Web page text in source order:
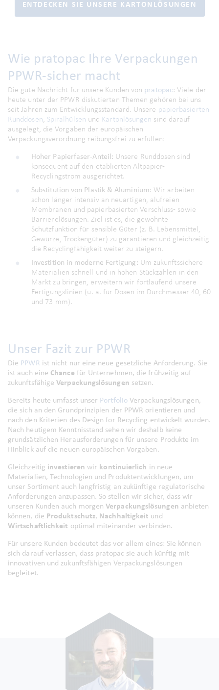
ENTDECKEN SIE UNSERE KARTONLÖSUNGEN
Wie pratopac Ihre Verpackungen
PPWR-sicher macht
Die gute Nachricht für unsere Kunden von pratopac: Viele der
heute unter der PPWR diskutierten Themen gehören bei uns
seit Jahren zum Entwicklungsstandard. Unsere papierbasierten
Runddosen, Spiralhülsen und Kartonlösungen sind darauf
ausgelegt, die Vorgaben der europäischen
Verpackungsverordnung reibungsfrei zu erfüllen:
Hoher Papierfaser-Anteil: Unsere Runddosen sind
konsequent auf den etablierten Altpapier-
Recyclingstrom ausgerichtet.
Substitution von Plastik & Aluminium: Wir arbeiten
schon länger intensiv an neuartigen, alufreien
Membranen und papierbasierten Verschluss- sowie
Barrierelösungen. Ziel ist es, die gewohnte
Schutzfunktion für sensible Güter (z. B. Lebensmittel,
Gewürze, Trockengüter) zu garantieren und gleichzeitig
die Recyclingfähigkeit weiter zu steigern.
Investition in moderne Fertigung: Um zukunftssichere
Materialien schnell und in hohen Stückzahlen in den
Markt zu bringen, erweitern wir fortlaufend unsere
Fertigungslinien (u. a. für Dosen im Durchmesser 40, 60
und 73 mm).
Unser Fazit zur PPWR
Die PPWR ist nicht nur eine neue gesetzliche Anforderung. Sie
ist auch eine Chance für Unternehmen, die frühzeitig auf
zukunftsfähigeVerpackungslösungen setzen.
Bereits heute umfasst unser PortfolioVerpackungslösungen,
die sich an den Grundprinzipien der PPWR orientieren und
nach den Kriterien des Design for Recycling entwickelt wurden.
Nach heutigem Kenntnisstand sehen wir deshalb keine
grundsätzlichen Herausforderungen für unsere Produkte im
Hinblick auf die neuen europäischen Vorgaben.
Gleichzeitig investieren wir kontinuierlich in neue
Materialien, Technologien und Produktentwicklungen, um
unser Sortiment auch langfristig an zukünftige regulatorische
Anforderungen anzupassen. So stellen wir sicher, dass wir
unseren Kunden auch morgenVerpackungslösungen anbieten
können, die Produktschutz, Nachhaltigkeit und
Wirtschaftlichkeit optimal miteinander verbinden.
Für unsere Kunden bedeutet das vor allem eines: Sie können
sich darauf verlassen, dass pratopac sie auch künftig mit
innovativen und zukunftsfähigen Verpackungslösungen
begleitet.